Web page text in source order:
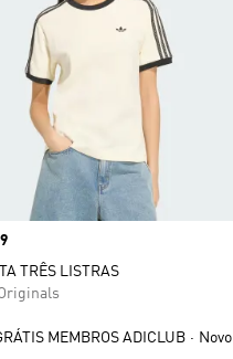
TRÊS LISTRAS
MEMBROS ADICLUB
Novo